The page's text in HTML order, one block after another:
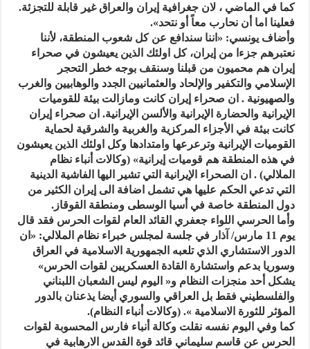
كما في الماضي ، لان جغرافية إيران والعراق غير قابلة للتجزئة.
فعلينا اما أن نحارب معاً أو نتحد».
وأضاف يونسي: «اننا سندافع عن كل شعوب المنطقة، لأننا
نعتبرهم جزءا من إيران، كل اولئك الذين يعيشون في صحراء
إيران هم محميون من قبلنا وسنقف بوجه خطر التحجر
الإسلامي والتكفير والإلحاد والعثمانيين الجدد والوهابيين والغرب
والصهيونية . ان صحراء إيران كانت ومازالت بيئة للقوميات
الإيرانية والحضارة الإيرانية والألسن الإيرانية. ان صحراء إيران
كانت بيئة في الأجزاء المركزية والغربية والشرقية لحماية
القوميات الإيرانية وترعرعها وامتدادها وكل اولئك الذين يعيشون
في هذه المنطقة هم قوميات إيرانية» (وكالات أنباء نظام
الملالي) . ان الصحراء الإيرانية التي تشير اليها الفاشية الدينية
التي تدعي الحكم عليها هي تشمل اضافة الى إيران الكثير من
دول المنطقة خاصة في أسيا الوسطى ومنطقة القوقاز.
وأما الحرسي اللواء جعفري القائد العام لقوات الحرس فقد قال
يوم 11 مارس/ آذار في جلسة لمجلس خبراء نظام الملالي: «ان
الدور الاستشاري الذي تلعبه الجمهورية الاسلامية في العراق
وسوريا بدعم واستشارة القادة العسكريين لقوات الحرس»
يشكل أحد منجزات النظام و« اليوم ليس الشعبان اللبناني
والفلسطيني فقط بل العراقي والسوري أيضا يذعنان بالدور
المؤثر للثورة الاسلامية ». (وكالات أنباء النظام).
كما وفي اليوم نفسه نقلت وكالة أنباء فارس المحسوبة لقوات
الحرس عن قاسم سليماني قائد قوة القدس الارهابية في